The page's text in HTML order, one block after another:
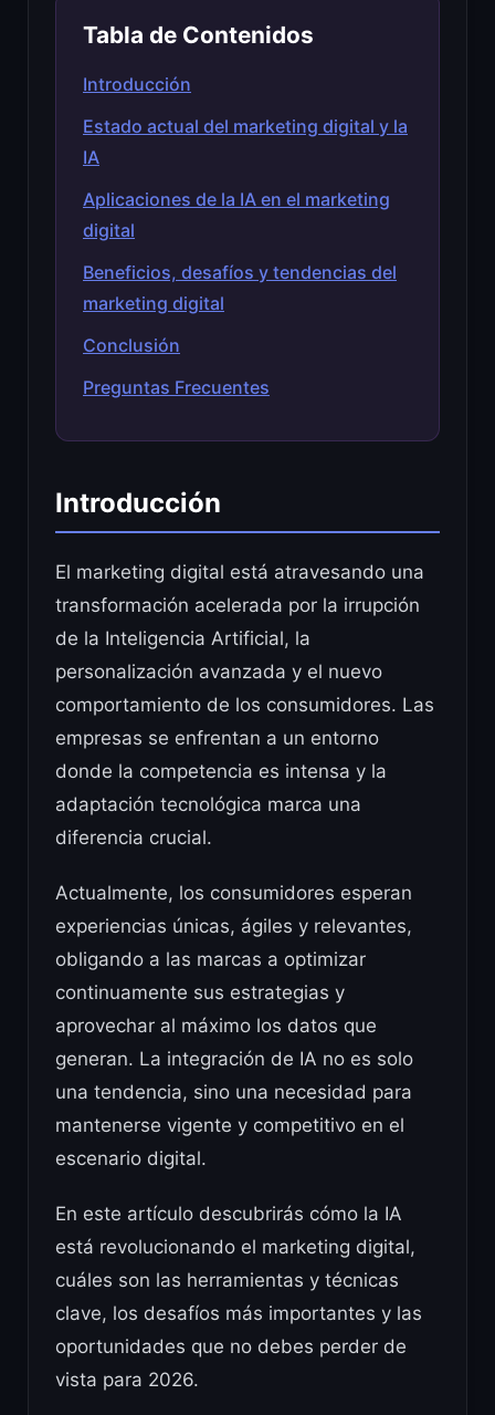
Tabla de Contenidos
Introducción
Estado actual del marketing digital y la
IA
Aplicaciones de la IA en el marketing
digital
Beneficios, desafíos y tendencias del
marketing digital
Conclusión
Preguntas Frecuentes
Introducción
El marketing digital está atravesando una
transformación acelerada por la irrupción
de la Inteligencia Artificial, la
personalización avanzada y el nuevo
comportamiento de los consumidores. Las
empresas se enfrentan a un entorno
donde la competencia es intensa y la
adaptación tecnológica marca una
diferencia crucial.
Actualmente, los consumidores esperan
experiencias únicas, ágiles y relevantes,
obligando a las marcas a optimizar
continuamente sus estrategias y
aprovechar al máximo los datos que
generan. La integración de IA no es solo
una tendencia, sino una necesidad para
mantenerse vigente y competitivo en el
escenario digital.
En este artículo descubrirás cómo la IA
está revolucionando el marketing digital,
cuáles son las herramientas y técnicas
clave, los desafíos más importantes y las
oportunidades que no debes perder de
vista para 2026.